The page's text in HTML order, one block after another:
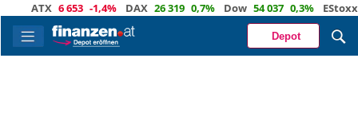
6 653 -1,4% DAX 26 319 0,7% Dow 54 037 0,3% EStoxx50
Depot